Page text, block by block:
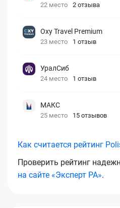
22 место 2 отзыва
Oxy Travel Premium
23 место 1 отзыв
УралСиб
24 место 1 отзыв
МАКС
25 место 15 отзывов
Как считается рейтинг
Проверить рейтинг
на сайте «Эксперт РА».